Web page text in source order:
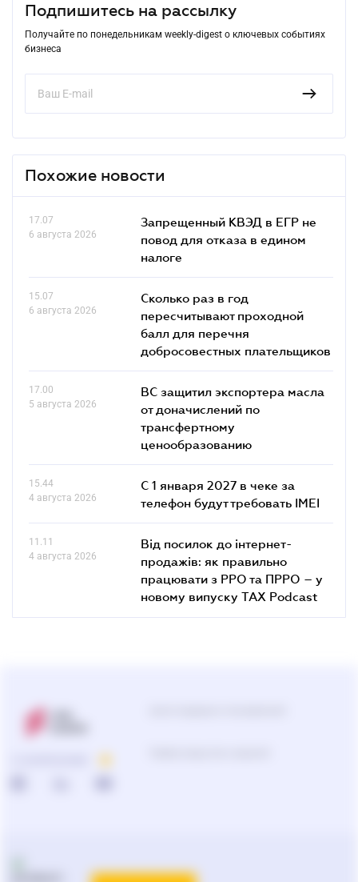
Подпишитесь на рассылку
Получайте по понедельникам weekly-digest о ключевых событиях
бизнеса
Похожие новости
17.07
6 августа 2026
Запрещенный КВЭД в ЕГР не
повод для отказа в едином
налоге
15.07
6 августа 2026
Сколько раз в год
пересчитывают проходной
балл для перечня
добросовестных плательщиков
17.00
5 августа 2026
ВС защитил экспортера масла
от доначислений по
трансфертному
ценообразованию
15.44
4 августа 2026
С 1 января 2027 в чеке за
телефон будут требовать IMEI
11.11
4 августа 2026
Від посилок до інтернет-
продажів: як правильно
працювати з РРО та ПРРО – у
новому випуску TAX Podcast